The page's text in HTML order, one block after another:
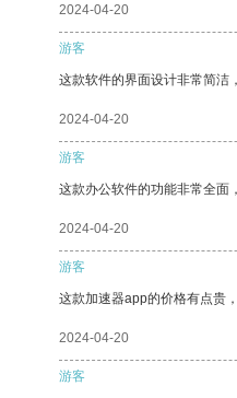
2024-04-20
游客
这款软件的界面设计非常简洁
2024-04-20
游客
这款办公软件的功能非常全面
2024-04-20
游客
这款加速器app的价格有点贵
2024-04-20
游客